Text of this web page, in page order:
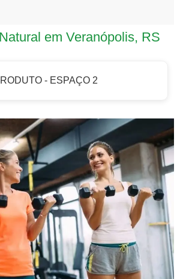
em Veranópolis, RS
- ESPAÇO 2